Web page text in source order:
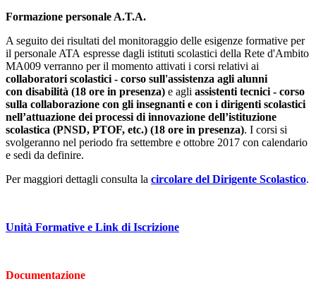
Formazione personale A.T.A.
A seguito dei risultati del monitoraggio delle esigenze formative per
il personale ATA espresse dagli istituti scolastici della Rete d'Ambito
MA009 verranno per il momento attivati i corsi relativi ai
collaboratori scolastici - corso sull'assistenza agli alunni
con disabilità (18 ore in presenza) e agli assistenti tecnici - corso
sulla collaborazione con gli insegnanti e con i dirigenti scolastici
nell’attuazione dei processi di innovazione dell’istituzione
scolastica (PNSD, PTOF, etc.) (18 ore in presenza). I corsi si
svolgeranno nel periodo fra settembre e ottobre 2017 con calendario
e sedi da definire.
Per maggiori dettagli consulta la circolare del Dirigente Scolastico.
Unità Formative e Link di Iscrizione
Documentazione